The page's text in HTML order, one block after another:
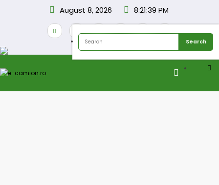
August 8, 2026 8:21:39 PM